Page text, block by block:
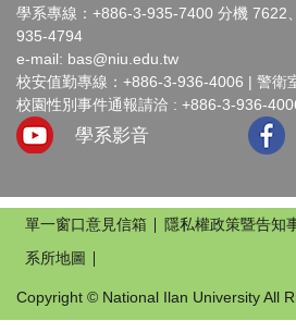
學系專線：+886-3-935-7400 分機 7622
935-4794
e-mail: bas@niu.edu.tw
校安值勤專線：+886-3-936-4006 | 警衛
校園性別事件通報請洽 : +886-3-936-
學系影音
單一窗口意見信箱 隱私權政策暨告知
系所地圖
Copyright © National Ilan University All